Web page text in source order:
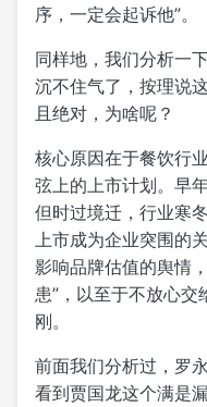
序，一定会起诉他”。
同样地，我们分析一
沉不住气了，按理说
且绝对，为啥呢？
核心原因在于餐饮行
弦上的上市计划。早
但时过境迁，行业寒
上市成为企业突围的
影响品牌估值的舆情
患”，以至于不放心
刚。
前面我们分析过，罗
看到贾国龙这个满是